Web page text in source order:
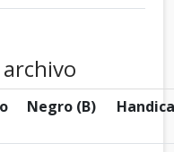
Negro (B)